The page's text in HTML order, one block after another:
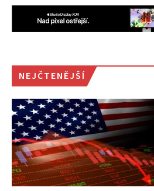
NEJČTENĚJŠÍ